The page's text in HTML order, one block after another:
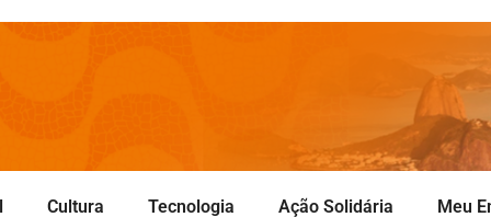
Cultura Tecnologia Ação Solidária Meu